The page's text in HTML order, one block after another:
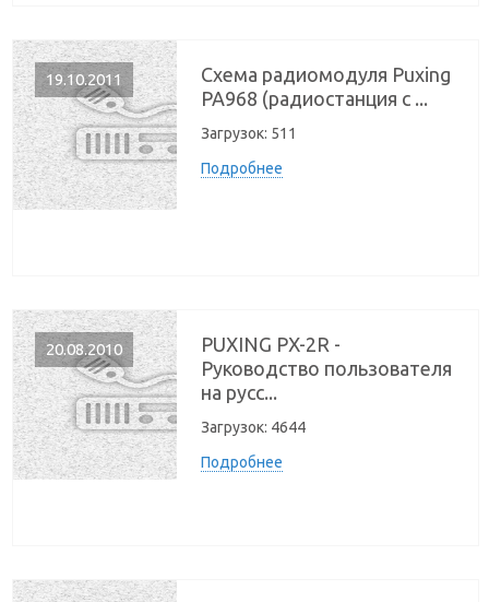
19.10.2011
Схема радиомодуля Puxing
PA968 (радиостанция с ...
Загрузок: 511
Подробнее
20.08.2010
PUXING PX-2R -
Руководство пользователя
на русс...
Загрузок: 4644
Подробнее